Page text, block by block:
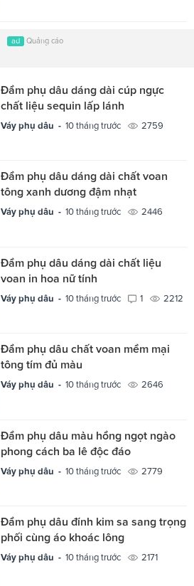
ad Quảng cáo
Đầm phụ dâu dáng dài cúp ngực
chất liệu sequin lấp lánh
Váy phụ dâu - 10 tháng trước 2759
Đầm phụ dâu dáng dài chất voan
tông xanh dương đậm nhạt
Váy phụ dâu - 10 tháng trước 2446
Đầm phụ dâu dáng dài chất liệu
voan in hoa nữ tính
Váy phụ dâu - 10 tháng trước 1 2212
Đầm phụ dâu chất voan mềm mại
tông tím đủ màu
Váy phụ dâu - 10 tháng trước 2646
Đầm phụ dâu màu hồng ngọt ngào
phong cách ba lê độc đáo
Váy phụ dâu - 10 tháng trước 2779
Đầm phụ dâu đính kim sa sang trọng
phối cùng áo khoác lông
Váy phụ dâu - 10 tháng trước 2171